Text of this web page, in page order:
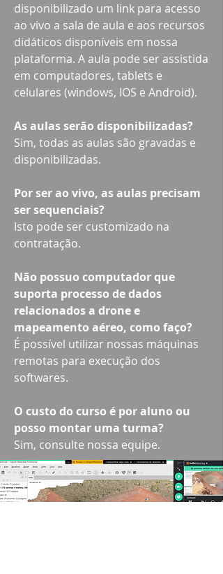
disponibilizado um link para acesso
ao vivo a sala de aula e aos recursos
didáticos disponíveis em nossa
plataforma. A aula pode ser assistida
em computadores, tablets e
celulares (windows, IOS e Android).
As aulas serão disponibilizadas?
Sim, todas as aulas são gravadas e
disponibilizadas.
Por ser ao vivo, as aulas precisam
ser sequenciais?
Isto pode ser customizado na
contratação.
Não possuo computador que
suporta processo de dados
relacionados a drone e
mapeamento aéreo, como faço?
É possível utilizar nossas máquinas
remotas para execução dos
softwares.
O custo do curso é por aluno ou
posso montar uma turma?
Sim, consulte nossa equipe.